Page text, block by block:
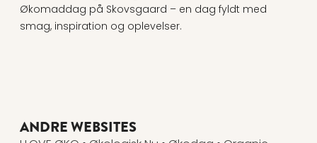
Økomaddag på Skovsgaard – en dag fyldt med
smag, inspiration og oplevelser.
ANDRE WEBSITES